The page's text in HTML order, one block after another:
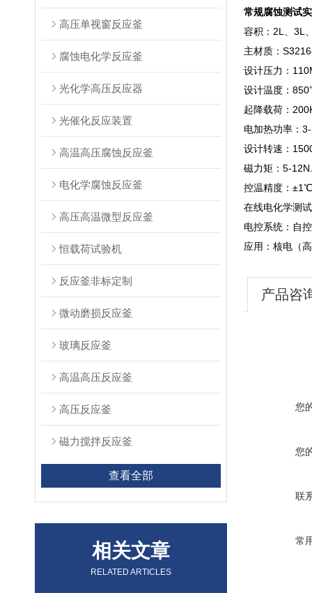
高压单视窗反应釜
腐蚀电化学反应釜
光化学高压反应器
光催化反应装置
高温高压腐蚀反应釜
电化学腐蚀反应釜
高压高温微型反应釜
恒载荷试验机
反应釜非标定制
微动磨损反应釜
玻璃反应釜
高温高压反应釜
高压反应釜
磁力搅拌反应釜
查看全部
相关文章
RELATED ARTICLES
常规腐蚀测试
容积：2L、3L
主材质：
设计压力：
设计温度：
起降载荷：
电加热功率：
设计转速：
磁力矩：5-
控温精度：
在线电化学测
电控系统：自
应用：核电（
产品咨
您
您
联
常